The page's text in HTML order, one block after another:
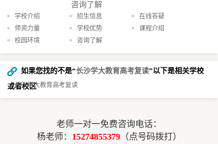
咨询了解
学校介绍 招生信息
在线答疑
师资力量
学校优势
课程介绍
校园环境
咨询了解
如果您找的不是“长沙学大教育高考复读”以下是相关学校
或者校区
长沙学大教育高考复读
老师一对一免费咨询电话：
杨老师： 15274855379（点号码拨打）